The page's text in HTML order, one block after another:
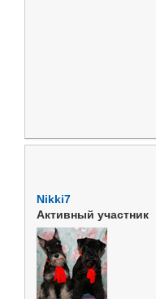
Nikki7
Активный участник